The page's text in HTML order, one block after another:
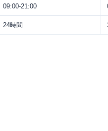
09:00-21:00
24時間